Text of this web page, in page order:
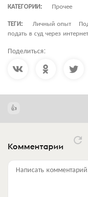
КАТЕГОРИИ:
Прочее
ТЕГИ:
Личный опыт
подать в суд через интернет
Поделиться:
Комментарии
Написать